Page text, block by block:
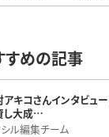
すめの記事
キコさんインタビュ
し大成…
シル編集チーム